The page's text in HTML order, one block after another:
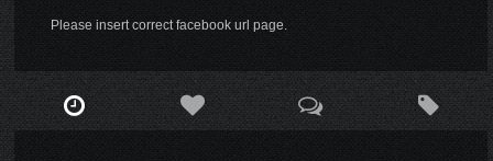
Please insert correct facebook url page.